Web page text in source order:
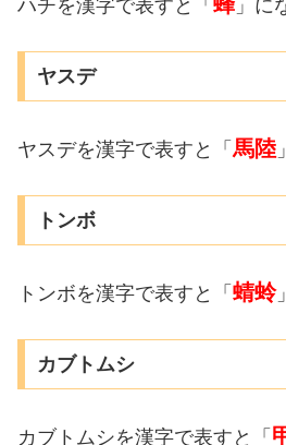
ハチを漢字で表すと「 」に
ヤスデ
ヤスデを漢字で表すと「 馬陸
トンボ
トンボを漢字で表すと「 蜻蛉
カブトムシ
カブトムシを漢字で表すと「